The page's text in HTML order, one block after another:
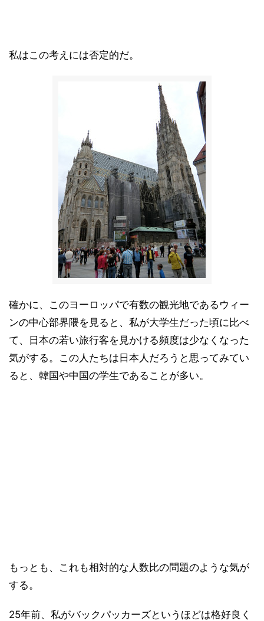
私はこの考えには否定的だ。
確かに、このヨーロッパで有数の観光地であるウィー
ンの中心部界隈を見ると、私が大学生だった頃に比べ
て、日本の若い旅行客を見かける頻度は少なくなった
気がする。この人たちは日本人だろうと思ってみてい
ると、韓国や中国の学生であることが多い。
もっとも、これも相対的な人数比の問題のような気が
する。
25年前、私がバックパッカーズというほどは格好良く